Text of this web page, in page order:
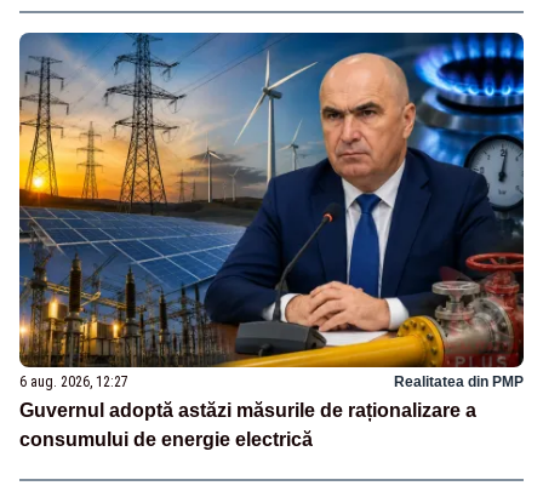
6 aug. 2026, 12:27 Realitatea din PMP
Guvernul adoptă astăzi măsurile de raționalizare a
consumului de energie electrică